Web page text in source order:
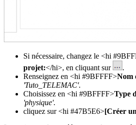
Si nécessaire, changez le <hi
projet:</hi>, en cliquant sur
.
Renseignez en <hi #9BFFFF>Nom
'Tuto_TELEMAC'.
Choisissez en <hi #9BFFFF>Type
'physique'.
cliquez sur <hi #47B5E6>[Créer